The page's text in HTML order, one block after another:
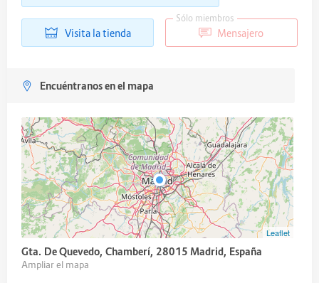
Visita la tienda
Sólo miembros
Mensajero
Encuéntranos en el mapa
Leaflet
Gta. De Quevedo, Chamberí, 28015 Madrid, España
Ampliar el mapa